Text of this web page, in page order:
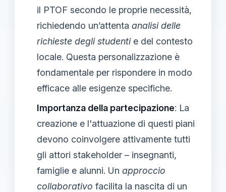
il PTOF secondo le proprie necessità,
richiedendo un’attenta analisi delle
richieste degli studentie del contesto
locale. Questa personalizzazione è
fondamentale per rispondere in modo
efficace alle esigenze specifiche.
Importanza della partecipazione: La
creazione e l'attuazione di questi piani
devono coinvolgere attivamente tutti
gli attori stakeholder – insegnanti,
famiglie e alunni. Un approccio
collaborativo facilita la nascita di un